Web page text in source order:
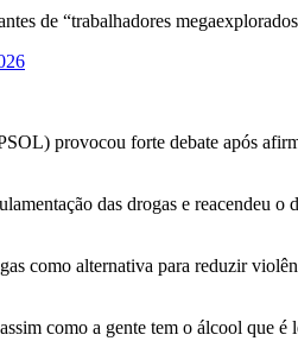
de “trabalhadores
provocou forte debate após
das drogas e
como alternativa para reduzir
como a gente tem o álcool que